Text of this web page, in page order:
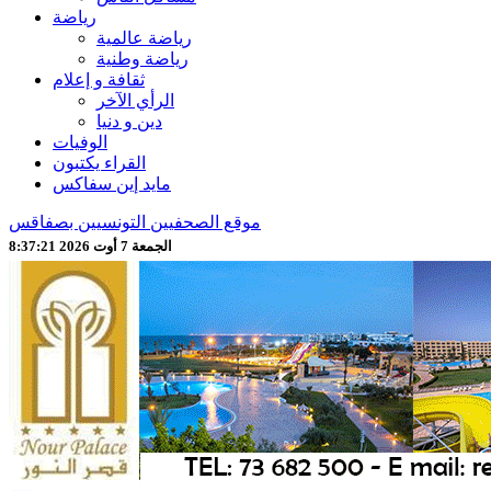
رياضة
رياضة عالمية
رياضة وطنية
ثقافة و إعلام
الرأي الآخر
دين و دنيا
الوفيات
القراء يكتبون
مايد إين سفاكس
موقع الصحفيين التونسيين بصفاقس
الجمعة 7 أوت 2026 8:37:23